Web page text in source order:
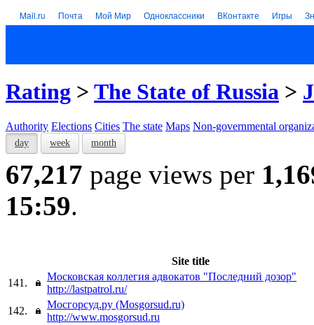
Mail.ru Почта Мой Мир Одноклассники ВКонтакте Игры
Rating > The State of Russia >
Authority Elections Cities The state Maps Non-governmental
day week month
67,217 page views per
15:59.
Site title
141.
Московская коллегия адвокатов "Последний дозор"
http://lastpatrol.ru/
142.
Мосгорсуд.ру (Mosgorsud.ru)
http://www.mosgorsud.ru